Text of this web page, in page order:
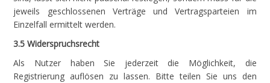
jeweils geschlossenen Verträge und Vertragsparteien im
Einzelfall ermittelt werden.
3.5 Widerspruchsrecht
Als Nutzer haben Sie jederzeit die Möglichkeit, die
Registrierung auflösen zu lassen. Bitte teilen Sie uns den